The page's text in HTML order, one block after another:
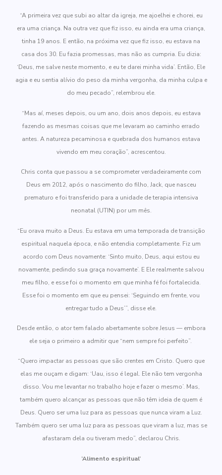
“A primeira vez que subi ao altar da igreja, me ajoelhei e chorei, eu
era uma criança. Na outra vez que fiz isso, eu ainda era uma criança,
tinha 19 anos. E então, na próxima vez que fiz isso, eu estava na
casa dos 30. Eu fazia promessas, mas não as cumpria. Eu dizia:
‘Deus, me salve neste momento, e eu te darei minha vida’. Então, Ele
agia e eu sentia alívio do peso da minha vergonha, da minha culpa e
do meu pecado”, relembrou ele.
“Mas aí, meses depois, ou um ano, dois anos depois, eu estava
fazendo as mesmas coisas que me levaram ao caminho errado
antes. A natureza pecaminosa e quebrada dos humanos estava
vivendo em meu coração”, acrescentou.
Chris conta que passou a se comprometer verdadeiramente com
Deus em 2012, após o nascimento do filho, Jack, que nasceu
prematuro e foi transferido para a unidade de terapia intensiva
neonatal (UTIN) por um mês.
“Eu orava muito a Deus. Eu estava em uma temporada de transição
espiritual naquela época, e não entendia completamente. Fiz um
acordo com Deus novamente: ‘Sinto muito, Deus, aqui estou eu
novamente, pedindo sua graça novamente’. E Ele realmente salvou
meu filho, e esse foi o momento em que minha fé foi fortalecida.
Esse foi o momento em que eu pensei: ‘Seguindo em frente, vou
entregar tudo a Deus’”, disse ele.
Desde então, o ator tem falado abertamente sobre Jesus — embora
ele seja o primeiro a admitir que “nem sempre foi perfeito”.
“Quero impactar as pessoas que são crentes em Cristo. Quero que
elas me ouçam e digam: ‘Uau, isso é legal. Ele não tem vergonha
disso. Vou me levantar no trabalho hoje e fazer o mesmo’. Mas,
também quero alcançar as pessoas que não têm ideia de quem é
Deus. Quero ser uma luz para as pessoas que nunca viram a Luz.
Também quero ser uma luz para as pessoas que viram a luz, mas se
afastaram dela ou tiveram medo”, declarou Chris.
‘Alimento espiritual’